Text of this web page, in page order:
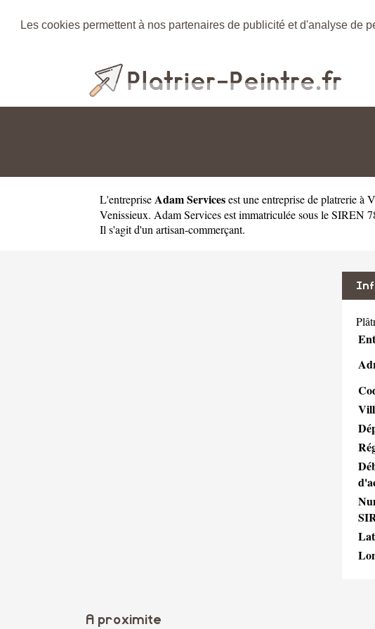
Les cookies permettent à nos partenaires de publicité et d'analyse de
L'entreprise Adam Servicesest uneentreprise de platrerie à
Venissieux. Adam Services est immatriculée sous le SIREN
Il s'agit d'un artisan-commerçant.
A proximite